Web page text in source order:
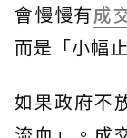
會慢慢有成
而是「小幅
如果政府不